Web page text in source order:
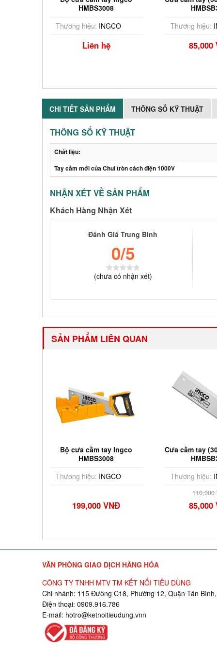
HMBS3008
Thương hiệu: INGCO
Liên hệ
Thương hiệu:
85,000
CHI TIẾT SẢN PHẨM THÔNG SỐ KỸ THUẬT
THÔNG SỐ KỸ THUẬT
Chất liệu:
Tay cầm mới của Chui tròn cách điện 1000V
NHẬN XÉT VỀ SẢN PHẨM
Khách Hàng Nhận Xét
Đánh Giá Trung Bình
0/5
(chưa có nhận xét)
SẢN PHẨM LIÊN QUAN
Bộ cưa cầm tay Ingco
HMBS3008
Thương hiệu: INGCO
199,000 VNĐ
Cưa cầm tay
Thương hiệu:
110,000
85,000
VĂN PHÒNG GIAO DỊCH HÀNG HÓA
CÔNG TY TNHH MTV TM KẾT NỐI TIÊU DÙNG
Chi nhánh: 115 Đường C18, Phường 12, Quận Tân
Điện thoại: 0909.916.786
E-mail: hotro@ketnoitieudung.vnn